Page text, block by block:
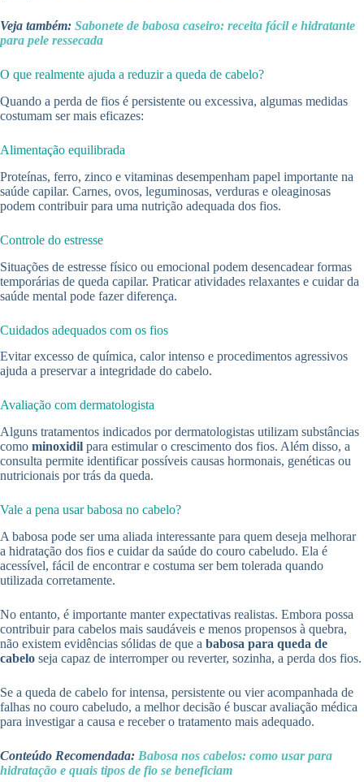
Veja também: Sabonete de babosa caseiro: receita fácil e hidratante
para pele ressecada
O que realmente ajuda a reduzir a queda de cabelo?
Quando a perda de fios é persistente ou excessiva, algumas medidas
costumam ser mais eficazes:
Alimentação equilibrada
Proteínas, ferro, zinco e vitaminas desempenham papel importante na
saúde capilar. Carnes, ovos, leguminosas, verduras e oleaginosas
podem contribuir para uma nutrição adequada dos fios.
Controle do estresse
Situações de estresse físico ou emocional podem desencadear formas
temporárias de queda capilar. Praticar atividades relaxantes e cuidar da
saúde mental pode fazer diferença.
Cuidados adequados com os fios
Evitar excesso de química, calor intenso e procedimentos agressivos
ajuda a preservar a integridade do cabelo.
Avaliação com dermatologista
Alguns tratamentos indicados por dermatologistas utilizam substâncias
como minoxidil para estimular o crescimento dos fios. Além disso, a
consulta permite identificar possíveis causas hormonais, genéticas ou
nutricionais por trás da queda.
Vale a pena usar babosa no cabelo?
A babosa pode ser uma aliada interessante para quem deseja melhorar
a hidratação dos fios e cuidar da saúde do couro cabeludo. Ela é
acessível, fácil de encontrar e costuma ser bem tolerada quando
utilizada corretamente.
No entanto, é importante manter expectativas realistas. Embora possa
contribuir para cabelos mais saudáveis e menos propensos à quebra,
não existem evidências sólidas de que a babosa para queda de
cabelo seja capaz de interromper ou reverter, sozinha, a perda dos fios.
Se a queda de cabelo for intensa, persistente ou vier acompanhada de
falhas no couro cabeludo, a melhor decisão é buscar avaliação médica
para investigar a causa e receber o tratamento mais adequado.
Conteúdo Recomendada: Babosa nos cabelos: como usar para
hidratação e quais tipos de fio se beneficiam